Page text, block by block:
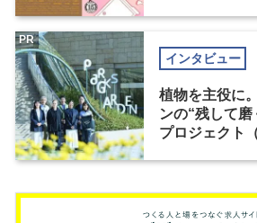
インタビュー
植物を主役に
ンの“残して
プロジェクト（
PR